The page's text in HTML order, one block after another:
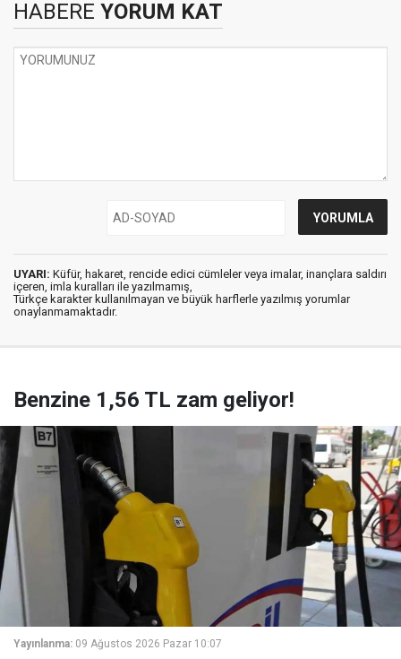
HABERE YORUM KAT
UYARI: Küfür, hakaret, rencide edici cümleler veya imalar, inançlara saldırı
içeren, imla kuralları ile yazılmamış,
Türkçe karakter kullanılmayan ve büyük harflerle yazılmış yorumlar
onaylanmamaktadır.
Benzine 1,56 TL zam geliyor!
Yayınlanma: 09 Ağustos 2026 Pazar 10:07